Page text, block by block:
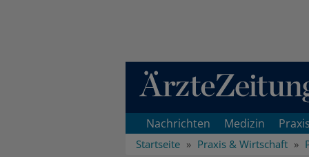
Direkt zum Inhaltsbereich
Nachrichten Medizin
Startseite Praxis & Wirtschaft